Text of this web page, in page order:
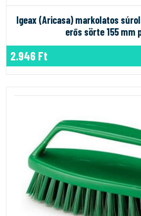
Igeax (Aricasa) markolatos
erős sörte 155 mm
2.946 Ft